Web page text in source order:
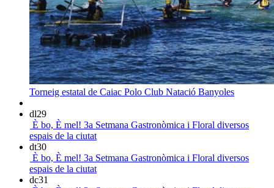
Torneig estatal de Caiac Polo Club Natació Banyoles
dl29
È bo, È mel! 3a Setmana Gastronòmica i Floral diversos
espais de la ciutat
dt30
È bo, È mel! 3a Setmana Gastronòmica i Floral diversos
espais de la ciutat
dc31